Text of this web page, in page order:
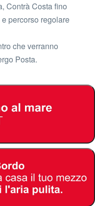
Contrà Costa fino
percorso regolare
che verranno
Posta.